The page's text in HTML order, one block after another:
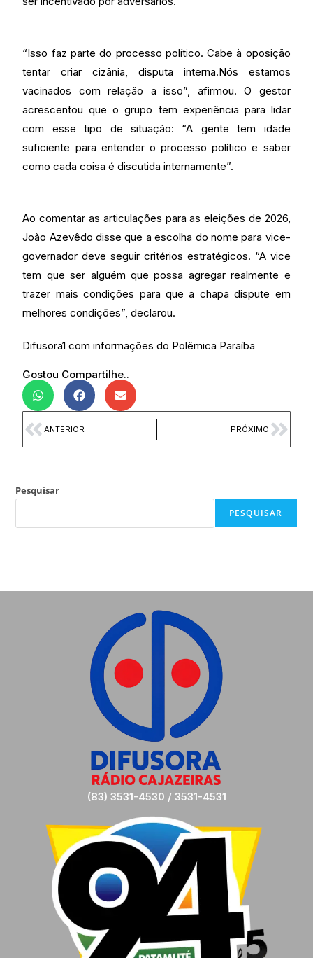
“Isso faz parte do processo político. Cabe à oposição
tentar criar cizânia, disputa interna.Nós estamos
vacinados com relação a isso”, afirmou. O gestor
acrescentou que o grupo tem experiência para lidar
com esse tipo de situação: “A gente tem idade
suficiente para entender o processo político e saber
como cada coisa é discutida internamente”.
Ao comentar as articulações para as eleições de 2026,
João Azevêdo disse que a escolha do nome para vice-
governador deve seguir critérios estratégicos. “A vice
tem que ser alguém que possa agregar realmente e
trazer mais condições para que a chapa dispute em
melhores condições”, declarou.
Difusora1 com informações do Polêmica Paraíba
Gostou Compartilhe..
ANTERIOR PRÓXIMO
Pesquisar
PESQUISAR
(83) 3531-4530 / 3531-4531